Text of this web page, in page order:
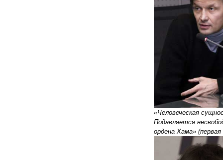
«Человеческая
Подавляется
ордена Хама»